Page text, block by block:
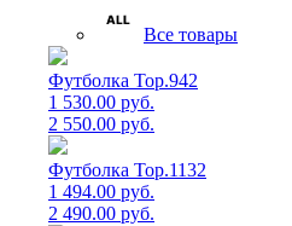
Все товары
Футболка Top.942
1 530.00 руб.
2 550.00 руб.
Футболка Top.1132
1 494.00 руб.
2 490.00 руб.